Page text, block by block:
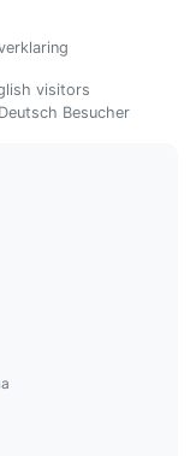
visitors
Besucher